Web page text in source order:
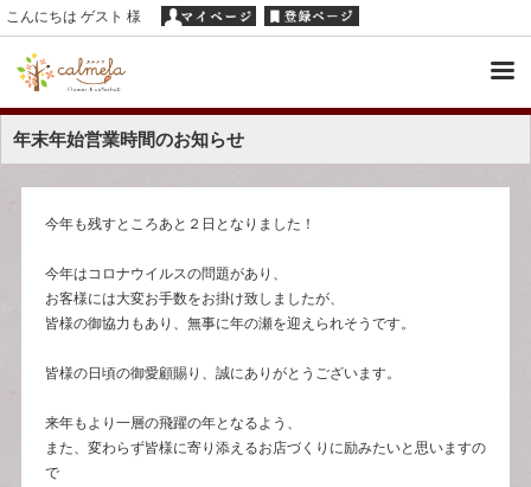
こんにちは ゲスト 様
年末年始営業時間のお知らせ
今年も残すところあと２日となりました！
今年はコロナウイルスの問題があり、
お客様には大変お手数をお掛け致しましたが、
皆様の御協力もあり、無事に年の瀬を迎えられそうです。
皆様の日頃の御愛顧賜り、誠にありがとうございます。
来年もより一層の飛躍の年となるよう、
また、変わらず皆様に寄り添えるお店づくりに励みたいと思いますの
で